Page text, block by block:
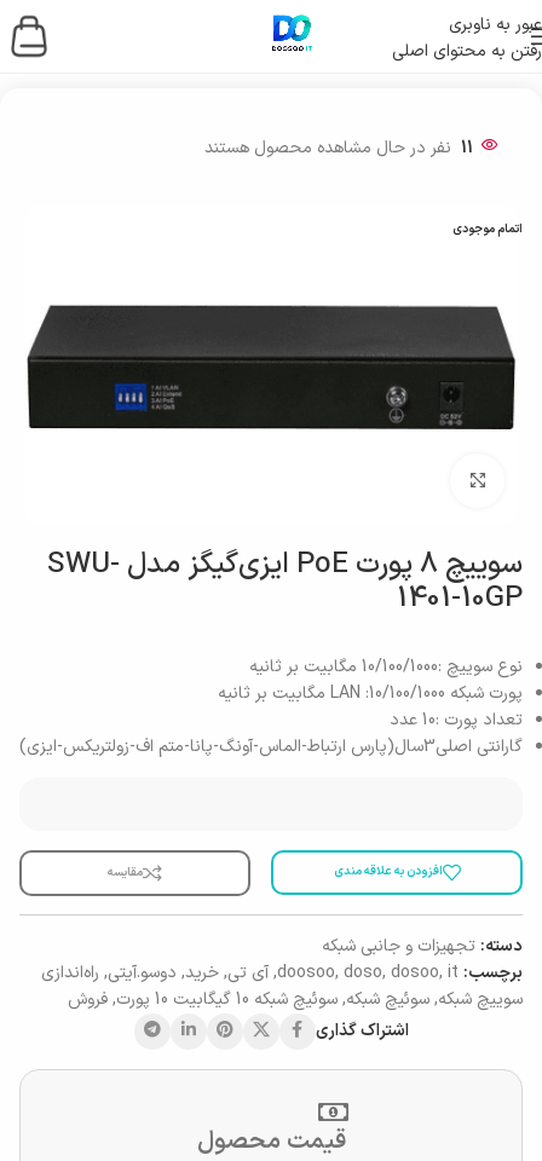
عبور به ناوبری
رفتن به محتوای اصلی
خانه/ شبکه و ارتباطات
11 نفر در حال مشاهده محصول هستند
اتمام موجودی
سوییچ 8 پورت PoE ایزی‌گیگز مدل SWU-
1401-10GP
نوع سوییچ :10/100/1000 مگابیت بر ثانیه
پورت شبکه LAN :10/100/1000 مگابیت بر ثانیه
تعداد پورت‌ :10 عدد
گارانتی اصلی3سال(پارس ارتباط-الماس-آونگ-پانا-متم اف-زولتریکس-ایزی)
افزودن به علاقه مندی مقایسه
دسته: تجهیزات و جانبی شبکه
برچسب:
doosoo, doso, dosoo, it
,آی تی,خرید, دوسو.آیتی, راه‌اندازی
سوییچ شبکه,سوئیچ شبکه,سوئیچ شبکه 10 گیگابیت 10 پورت ,فروش
اشتراک گذاری
قیمت محصول